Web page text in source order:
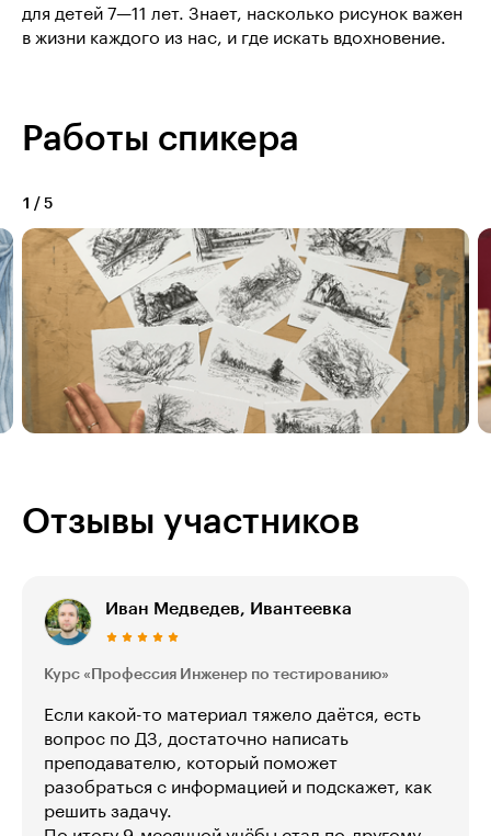
для детей 7—11 лет. Знает, насколько рисунок важен
в жизни каждого из нас, и где искать вдохновение.
Работы спикера
1 / 5
Отзывы участников
Иван Медведев, Ивантеевка
Курс «Профессия Инженер по тестированию»
Если какой-то материал тяжело даётся, есть
вопрос по ДЗ, достаточно написать
преподавателю, который поможет
разобраться с информацией и подскажет, как
решить задачу.